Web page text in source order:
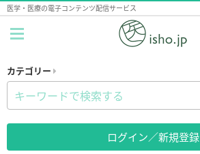
医学・医療の電子コンテンツ配信サービス
カテゴリー
ログイン／新規登録